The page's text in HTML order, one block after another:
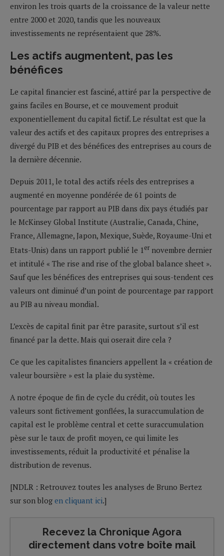
environ les trois quarts de la croissance de la valeur nette
entre 2000 et 2020, tandis que les nouveaux
investissements ne représentaient que 28%.
Les actifs augmentent, pas les
bénéfices
Le capital financier est fasciné, attiré par la perspective de
gains faciles en Bourse, et ce mouvement produit
exponentiellement du capital fictif. Le résultat est que la
valeur des actifs et des capitaux propres des entreprises a
divergé du PIB et des bénéfices des entreprises au cours de
la dernière décennie.
Depuis 2011, le total des actifs réels des entreprises a
augmenté en moyenne pondérée de 61 points de
pourcentage par rapport au PIB dans dix pays étudiés par
le McKinsey Global Institute (Australie, Canada, Chine,
France, Allemagne, Japon, Mexique, Suède, Royaume-Uni et
Etats-Unis) dans un rapport publié le 1 ernovembre dernier
et intitulé « The rise and rise of the global balance sheet ».
Sauf que les bénéfices des entreprises qui sous-tendent ces
valeurs ont diminué d’un point de pourcentage par rapport
au PIB au niveau mondial.
L’excès de capital finit par être parasite, surtout s’il est
financé par la dette. Mais qui oserait dire cela ?
Ce que les capitalistes financiers appellent la « création de
valeur boursière » est la plaie du système.
A notre époque de fin de cycle du crédit, où toutes les
valeurs sont fictivement gonflées, la suraccumulation de
capital est le problème central et cette suraccumulation
pèse sur le taux de profit moyen, ce qui limite les
investissements, réduit la productivité et pénalise la
distribution de revenus.
[NDLR : Retrouvez toutes les analyses de Bruno Bertez
sur son blog en cliquant ici.]
Recevez la Chronique Agora
directement dans votre boîte mail